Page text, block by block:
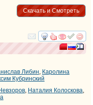
Скачать и Смотреть
смотреть
Либин, Каролина
Кубринский
, Наталия Колоскова,